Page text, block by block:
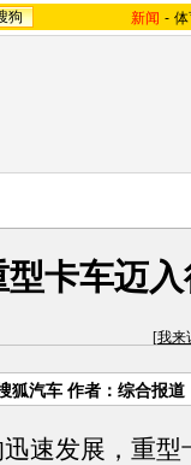
狗 新闻 -
卡车迈
[我来
狐汽车 作者：综合报道
发展，重型